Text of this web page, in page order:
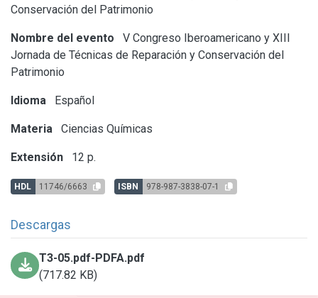
Conservación del Patrimonio
Nombre del evento
V Congreso Iberoamericano y XIII
Jornada de Técnicas de Reparación y Conservación del
Patrimonio
Idioma Español
Materia Ciencias Químicas
Extensión 12 p.
HDL 11746/6663 ISBN 978-987-3838-07-1
Descargas
T3-05.pdf-PDFA.pdf
(717.82 KB)